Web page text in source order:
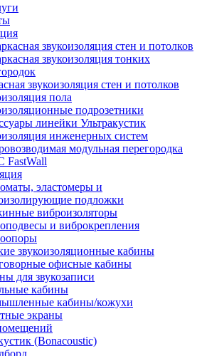
звукоизоляция стен и потолков
звукоизоляция тонких
звукоизоляция стен и потолков
пола
подрозетники
линейки Ультракустик
инженерных систем
модульная перегородка
FastWall
эластомеры и
подложки
виброизоляторы
и виброкрепления
звукоизоляционные кабины
офисные кабины
для звукозаписи
кабины
кабины/кожухи
экраны
(Bonacoustic)